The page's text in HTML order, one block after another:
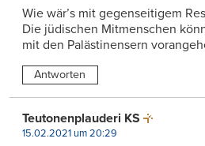
Wie wär’s mit gegenseitigem
Die jüdischen Mitmenschen
mit den Palästinensern
Antworten
Teutonenplauderi KS
15.02.2021 um 20:29